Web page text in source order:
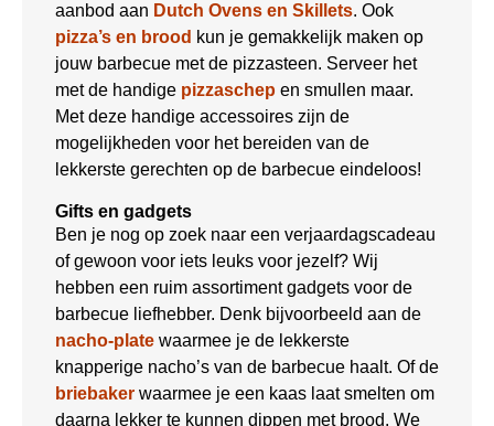
aanbod aan Dutch Ovens en Skillets. Ook
pizza’s en brood kun je gemakkelijk maken op
jouw barbecue met de pizzasteen. Serveer het
met de handige pizzaschep en smullen maar.
Met deze handige accessoires zijn de
mogelijkheden voor het bereiden van de
lekkerste gerechten op de barbecue eindeloos!
Gifts en gadgets
Ben je nog op zoek naar een verjaardagscadeau
of gewoon voor iets leuks voor jezelf? Wij
hebben een ruim assortiment gadgets voor de
barbecue liefhebber. Denk bijvoorbeeld aan de
nacho-plate waarmee je de lekkerste
knapperige nacho’s van de barbecue haalt. Of de
briebaker waarmee je een kaas laat smelten om
daarna lekker te kunnen dippen met brood. We